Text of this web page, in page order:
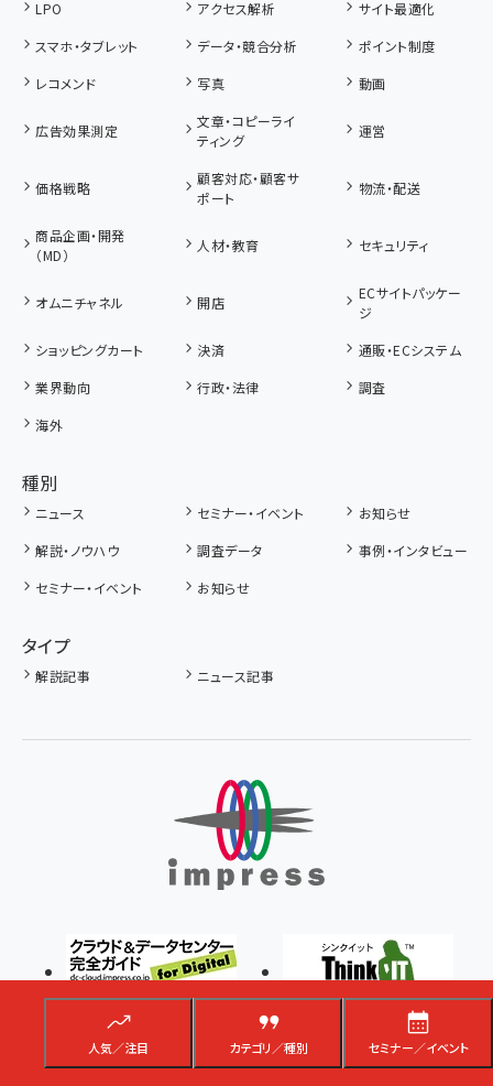
人気／注目 カテゴリ／種別 セミナー／イベント
LPO
アクセス解析
サイト最適化
スマホ・タブレット
データ・競合分析
ポイント制度
レコメンド
写真 動画
広告効果測定
文章・コピーライ
ティング
運営
価格戦略
顧客対応・顧客サ
ポート
物流・配送
商品企画・開発
（MD）
人材・教育 セキュリティ
オムニチャネル 開店
ECサイトパッケー
ジ
ショッピングカート
決済
通販・ECシステム
業界動向
行政・法律
調査
海外
種別
ニュース セミナー・イベント
お知らせ
解説・ノウハウ
調査データ
事例・インタビュー
セミナー・イベント
お知らせ
タイプ
解説記事 ニュース記事